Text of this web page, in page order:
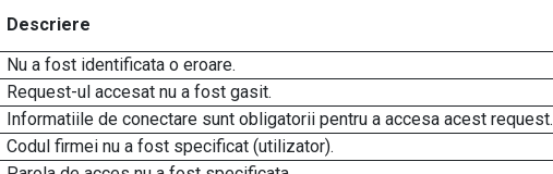
Descriere
Nu a fost identificata o eroare.
Request-ul accesat nu a fost gasit.
Informatiile de conectare sunt obligatorii pentru a accesa acest request.
Codul firmei nu a fost specificat (utilizator).